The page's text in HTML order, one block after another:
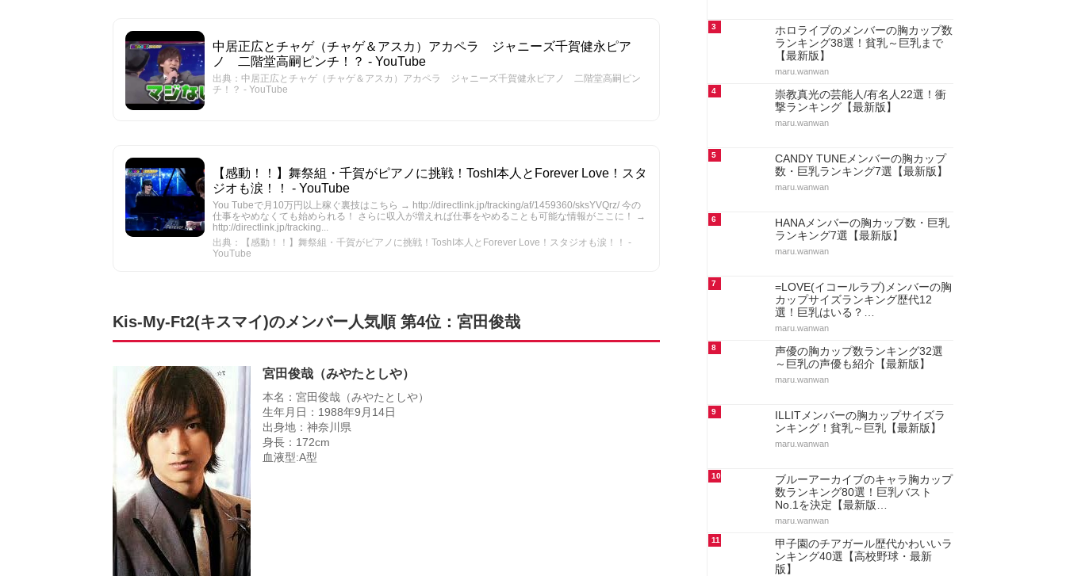
中居正広とチャゲ（チャゲ＆アスカ）アカペラ ジャニーズ千賀健永ピア
ノ 二階堂高嗣ピンチ！？ - YouTube
出典：中居正広とチャゲ（チャゲ＆アスカ）アカペラ ジャニーズ千賀健永ピアノ 二階堂高嗣ピン
チ！？ - YouTube
【感動！！】舞祭組・千賀がピアノに挑戦！ToshI本人とForever Love！スタ
ジオも涙！！ - YouTube
You Tubeで月10万円以上稼ぐ裏技はこちら → http://directlink.jp/tracking/af/1459360/sksYVQrz/ 今の
仕事をやめなくても始められる！ さらに収入が増えれば仕事をやめることも可能な情報がここに！ →
http://directlink.jp/tracking...
出典：【感動！！】舞祭組・千賀がピアノに挑戦！ToshI本人とForever Love！スタジオも涙！！ -
YouTube
Kis-My-Ft2(キスマイ)のメンバー人気順 第4位：宮田俊哉
宮田俊哉（みやたとしや）
本名：宮田俊哉（みやたとしや）
生年月日：1988年9月14日
出身地：神奈川県
身長：172cm
血液型:A型
3
ホロライブのメンバーの胸カップ数
ランキング38選！貧乳～巨乳まで
【最新版】
maru.wanwan
4
崇教真光の芸能人/有名人22選！衝
撃ランキング【最新版】
maru.wanwan
5
CANDY TUNEメンバーの胸カップ
数・巨乳ランキング7選【最新版】
maru.wanwan
6
HANAメンバーの胸カップ数・巨乳
ランキング7選【最新版】
maru.wanwan
7
=LOVE(イコールラブ)メンバーの胸
カップサイズランキング歴代12
選！巨乳はいる？…
maru.wanwan
8
声優の胸カップ数ランキング32選
～巨乳の声優も紹介【最新版】
maru.wanwan
9
ILLITメンバーの胸カップサイズラ
ンキング！貧乳～巨乳【最新版】
maru.wanwan
10
ブルーアーカイブのキャラ胸カップ
数ランキング80選！巨乳バスト
No.1を決定【最新版…
maru.wanwan
11
甲子園のチアガール歴代かわいいラ
ンキング40選【高校野球・最新
版】